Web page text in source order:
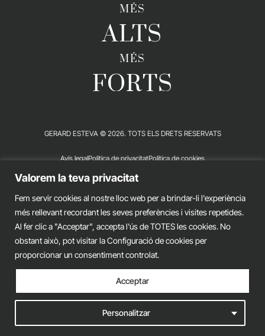
Valorem la teva privacitat
Fem servir cookies al nostre lloc web per a brindar-li l'experiència
més rellevant recordant les seves preferències i visites repetides.
Al fer clic a "Acceptar", accepta l'ús de TOTES les cookies. No
obstant això, pot visitar la Configuració de cookies per
proporcionar un consentiment controlat.
Personalitzar
Acceptar
MÉS
ALTS
MÉS
FORTS
GERARD ESTEVA © 2026. TOTS ELS DRETS RESERVATS
Avís legalPolítica de privacitatPolítica de cookies